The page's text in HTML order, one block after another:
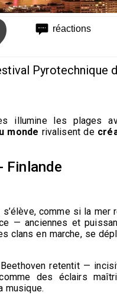
réactions
Pyrotechnique
illumine les plages
monde rivalisent de
Finlande
comme si la
— anciennes et
en marche, se
retentit —
des éclairs
musique.